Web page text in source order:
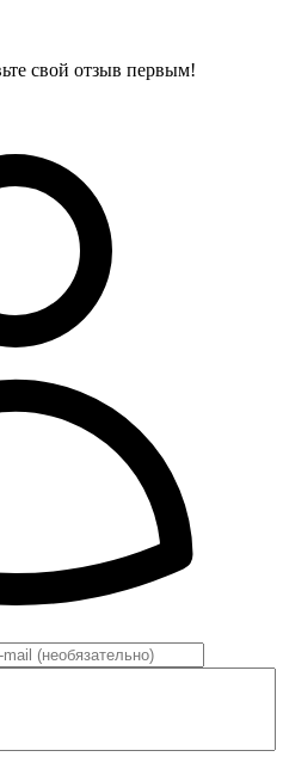
свой отзыв первым!